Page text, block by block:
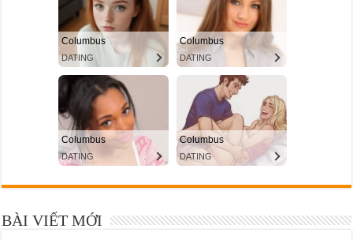
BÀI VIẾT MỚI